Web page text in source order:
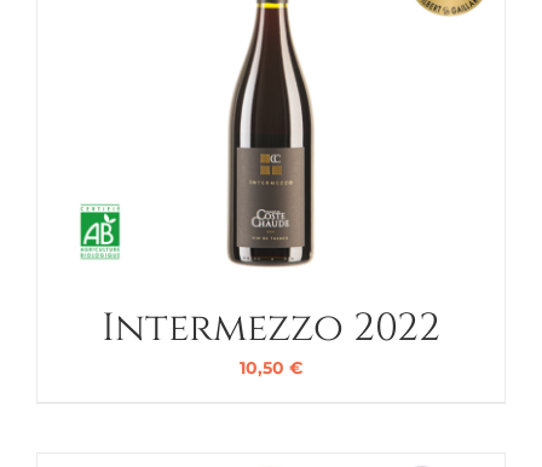
Intermezzo 2022
10,50 €